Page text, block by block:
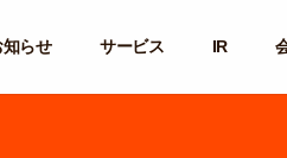
知らせ サービス IR